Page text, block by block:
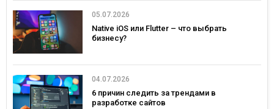
05.07.2026
Native iOS или Flutter – что выбрать
бизнесу?
04.07.2026
6 причин следить за трендами в
разработке сайтов